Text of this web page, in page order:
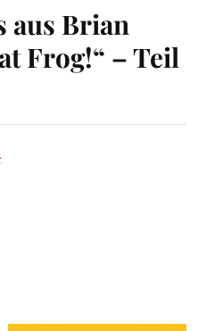
aus Brian
Frog!“ – Teil